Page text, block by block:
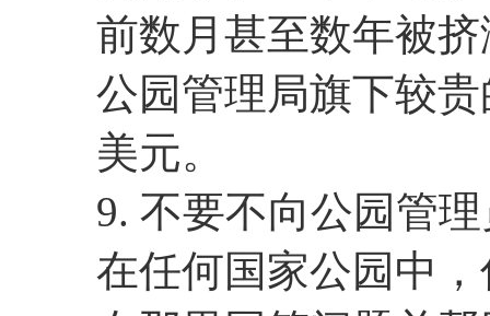
前数月甚至数年被
公园管理局旗下较
美元。
9. 不要不向公园管
在任何国家公园中